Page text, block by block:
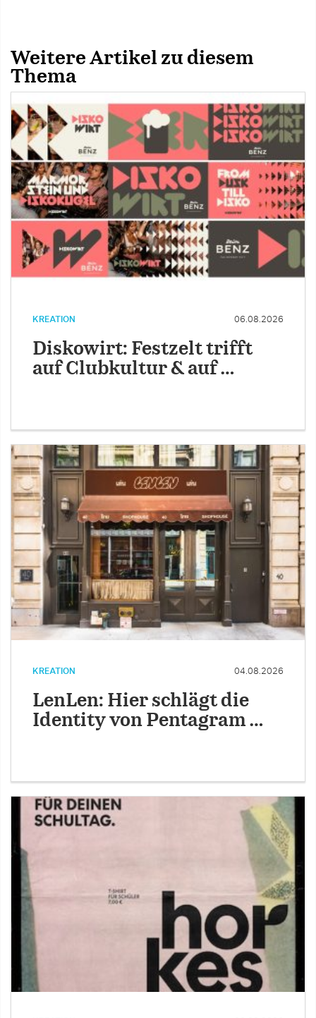
Weitere Artikel zu diesem
Thema
KREATION 06.08.2026
Diskowirt: Festzelt trifft
auf Clubkultur & auf …
KREATION 04.08.2026
LenLen: Hier schlägt die
Identity von Pentagram …